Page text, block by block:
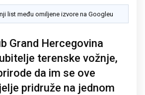
list među omiljene izvore na Googleu
Grand Hercegovina
terenske vožnje,
da im se ove
pridruže na jednom